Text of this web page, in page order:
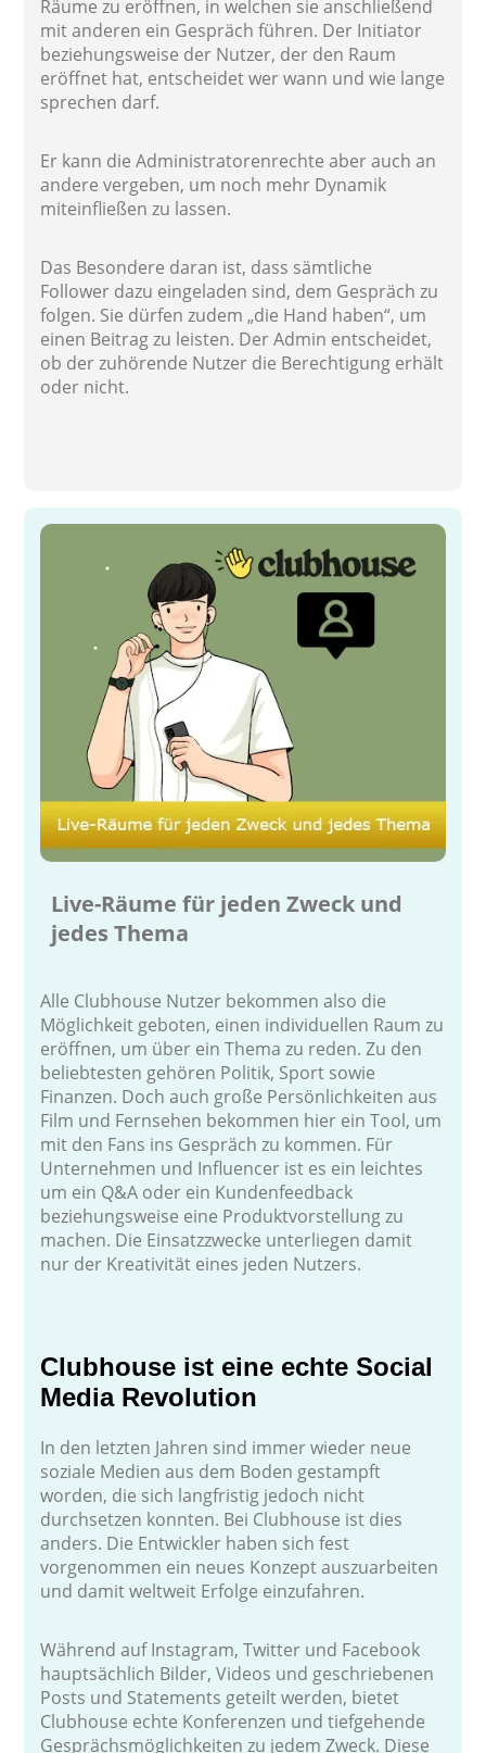
Räume zu eröffnen, in welchen sie anschließend
mit anderen ein Gespräch führen. Der Initiator
beziehungsweise der Nutzer, der den Raum
eröffnet hat, entscheidet wer wann und wie lange
sprechen darf.
Er kann die Administratorenrechte aber auch an
andere vergeben, um noch mehr Dynamik
miteinfließen zu lassen.
Das Besondere daran ist, dass sämtliche
Follower dazu eingeladen sind, dem Gespräch zu
folgen. Sie dürfen zudem „die Hand haben“, um
einen Beitrag zu leisten. Der Admin entscheidet,
ob der zuhörende Nutzer die Berechtigung erhält
oder nicht.
Live-Räume für jeden Zweck und
jedes Thema
Alle Clubhouse Nutzer bekommen also die
Möglichkeit geboten, einen individuellen Raum zu
eröffnen, um über ein Thema zu reden. Zu den
beliebtesten gehören Politik, Sport sowie
Finanzen. Doch auch große Persönlichkeiten aus
Film und Fernsehen bekommen hier ein Tool, um
mit den Fans ins Gespräch zu kommen. Für
Unternehmen und Influencer ist es ein leichtes
um ein Q&A oder ein Kundenfeedback
beziehungsweise eine Produktvorstellung zu
machen. Die Einsatzzwecke unterliegen damit
nur der Kreativität eines jeden Nutzers.
Clubhouse ist eine echte Social
Media Revolution
In den letzten Jahren sind immer wieder neue
soziale Medien aus dem Boden gestampft
worden, die sich langfristig jedoch nicht
durchsetzen konnten. Bei Clubhouse ist dies
anders. Die Entwickler haben sich fest
vorgenommen ein neues Konzept auszuarbeiten
und damit weltweit Erfolge einzufahren.
Während auf Instagram, Twitter und Facebook
hauptsächlich Bilder, Videos und geschriebenen
Posts und Statements geteilt werden, bietet
Clubhouse echte Konferenzen und tiefgehende
Gesprächsmöglichkeiten zu jedem Zweck. Diese